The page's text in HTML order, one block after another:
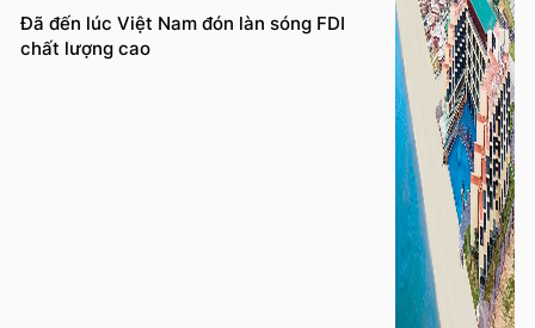
Đã đến lúc Việt Nam đón làn sóng FDI
chất lượng cao